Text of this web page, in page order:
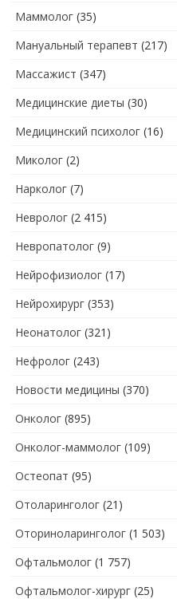
Маммолог (35)
Мануальный терапевт (217)
Массажист (347)
Медицинские диеты (30)
Медицинский психолог (16)
Миколог (2)
Нарколог (7)
Невролог (2 415)
Невропатолог (9)
Нейрофизиолог (17)
Нейрохирург (353)
Неонатолог (321)
Нефролог (243)
Новости медицины (370)
Онколог (895)
Онколог-маммолог (109)
Остеопат (95)
Отоларинголог (21)
Оториноларинголог (1 503)
Офтальмолог (1 757)
Офтальмолог-хирург (25)